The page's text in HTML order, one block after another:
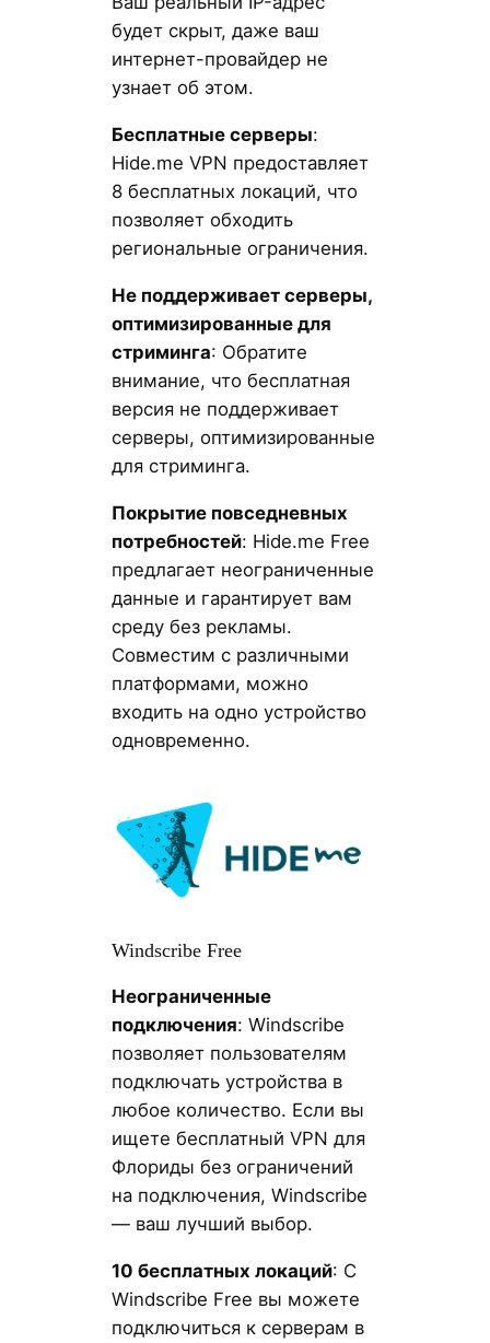
будет скрыт, даже ваш
интернет-провайдер не
узнает об этом.
Бесплатные серверы:
Hide.me VPN предоставляет
8 бесплатных локаций, что
позволяет обходить
региональные ограничения.
Не поддерживает серверы,
оптимизированные для
стриминга: Обратите
внимание, что бесплатная
версия не поддерживает
серверы, оптимизированные
для стриминга.
Покрытие повседневных
потребностей: Hide.me Free
предлагает неограниченные
данные и гарантирует вам
среду без рекламы.
Совместим с различными
платформами, можно
входить на одно устройство
одновременно.
Windscribe Free
Неограниченные
подключения: Windscribe
позволяет пользователям
подключать устройства в
любое количество. Если вы
ищете бесплатный VPN для
Флориды без ограничений
на подключения, Windscribe
— ваш лучший выбор.
10 бесплатных локаций: С
Windscribe Free вы можете
подключиться к серверам в